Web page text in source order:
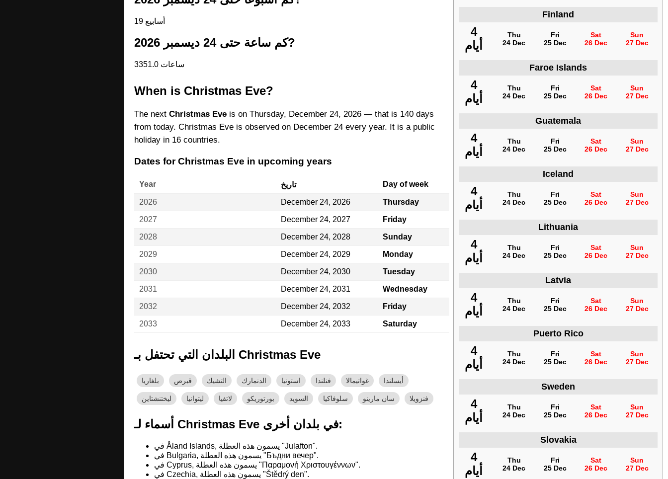
19 أسابيع
كم ساعة حتى 24 ديسمبر 2026?
3351.0 ساعات
When is Christmas Eve?
The next Christmas Eve is on Thursday, December 24, 2026 — that is 140 days
from today. Christmas Eve is observed on December 24 every year. It is a public
holiday in 16 countries.
Dates for Christmas Eve in upcoming years
Year تاريخ Day of week
2026 December 24, 2026 Thursday
2027 December 24, 2027 Friday
2028 December 24, 2028 Sunday
2029 December 24, 2029 Monday
2030 December 24, 2030 Tuesday
2031 December 24, 2031 Wednesday
2032 December 24, 2032 Friday
2033 December 24, 2033 Saturday
البلدان التي تحتفل بـ Christmas Eve
بلغاريا قبرص التشيك الدنمارك استونيا فنلندا غواتيمالا أيسلندا
ليختنشتاين ليتوانيا لاتفيا بورتوريكو السويد سلوفاكيا سان مارينو فنزويلا
أسماء لـ Christmas Eve في بلدان أخرى:
في Åland Islands, يسمون هذه العطلة "Julafton".
في Bulgaria, يسمون هذه العطلة "Бъдни вечер".
في Cyprus, يسمون هذه العطلة "Παραμονή Χριστουγέννων".
في Czechia, يسمون هذه العطلة "Štědrý den".
Finland
4
أيام
Thu
24 Dec
Fri
25 Dec
Sat
26 Dec
Sun
27 Dec
Faroe Islands
4
أيام
Thu
24 Dec
Fri
25 Dec
Sat
26 Dec
Sun
27 Dec
Guatemala
4
أيام
Thu
24 Dec
Fri
25 Dec
Sat
26 Dec
Sun
27 Dec
Iceland
4
أيام
Thu
24 Dec
Fri
25 Dec
Sat
26 Dec
Sun
27 Dec
Lithuania
4
أيام
Thu
24 Dec
Fri
25 Dec
Sat
26 Dec
Sun
27 Dec
Latvia
4
أيام
Thu
24 Dec
Fri
25 Dec
Sat
26 Dec
Sun
27 Dec
Puerto Rico
4
أيام
Thu
24 Dec
Fri
25 Dec
Sat
26 Dec
Sun
27 Dec
Sweden
4
أيام
Thu
24 Dec
Fri
25 Dec
Sat
26 Dec
Sun
27 Dec
Slovakia
4
أيام
Thu
24 Dec
Fri
25 Dec
Sat
26 Dec
Sun
27 Dec